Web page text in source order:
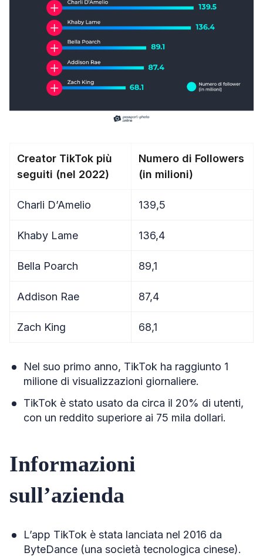
Creator TikTok più
seguiti (nel 2022)
Numero di Followers
(in milioni)
Charli D’Amelio 139,5
Khaby Lame 136,4
Bella Poarch 89,1
Addison Rae 87,4
Zach King 68,1
Nel suo primo anno, TikTok ha raggiunto 1
milione di visualizzazioni giornaliere.
TikTok è stato usato da circa il 20% di utenti,
con un reddito superiore ai 75 mila dollari.
Informazioni
sull’azienda
L’app TikTok è stata lanciata nel 2016 da
ByteDance (una società tecnologica cinese).